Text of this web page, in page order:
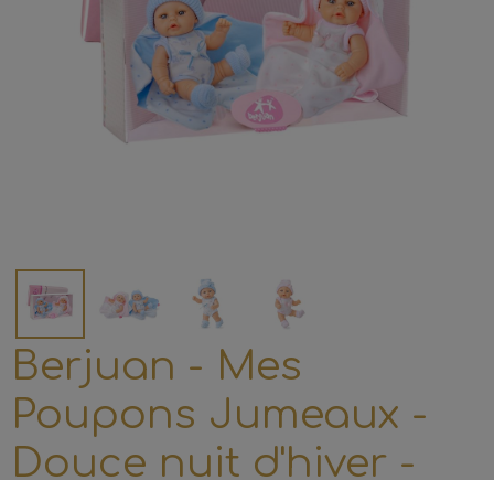
Berjuan - Mes
Poupons Jumeaux -
Douce nuit d'hiver -